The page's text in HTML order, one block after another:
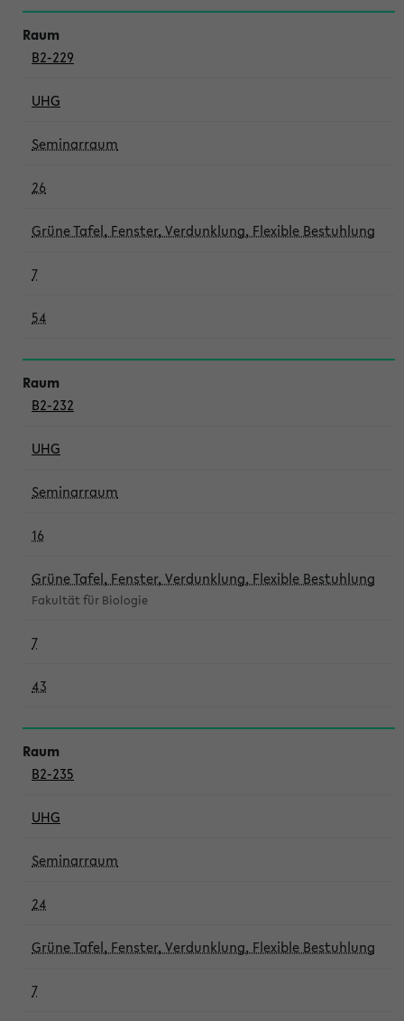
B2-229
UHG
Seminarraum
26
Grüne Tafel, Fenster, Verdunklung, Flexible Bestuhlung
7
54
B2-232
UHG
Seminarraum
16
Grüne Tafel, Fenster, Verdunklung, Flexible Bestuhlung
Fakultät für Biologie
7
43
B2-235
UHG
Seminarraum
24
Grüne Tafel, Fenster, Verdunklung, Flexible Bestuhlung
7